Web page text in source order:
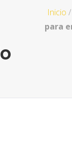
Inicio /
para